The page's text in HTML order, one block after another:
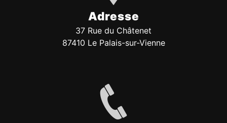
Adresse
37 Rue du Châtenet
87410 Le Palais-sur-Vienne